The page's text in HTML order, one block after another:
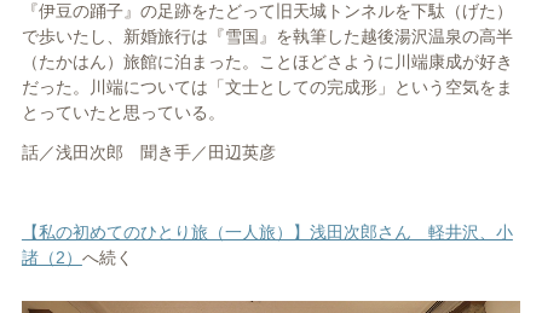
『伊豆の踊子』の足跡をたどって旧天城トンネルを下駄（げた）
で歩いたし、新婚旅行は『雪国』を執筆した越後湯沢温泉の高半
（たかはん）旅館に泊まった。ことほどさように川端康成が好き
だった。川端については「文士としての完成形」という空気をま
とっていたと思っている。
話／浅田次郎 聞き手／田辺英彦
【私の初めてのひとり旅（一人旅）】浅田次郎さん 軽井沢、小
諸（2） へ続く